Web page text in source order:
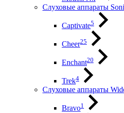
Слуховые аппараты
Captivate5
Cheer25
Enchant20
Trek4
Слуховые аппараты
Bravo1